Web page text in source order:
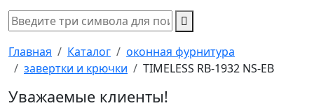
Главная Каталог
оконная фурнитура
завертки и крючки
TIMELESS RB-1932 NS-EB
Уважаемые клиенты!